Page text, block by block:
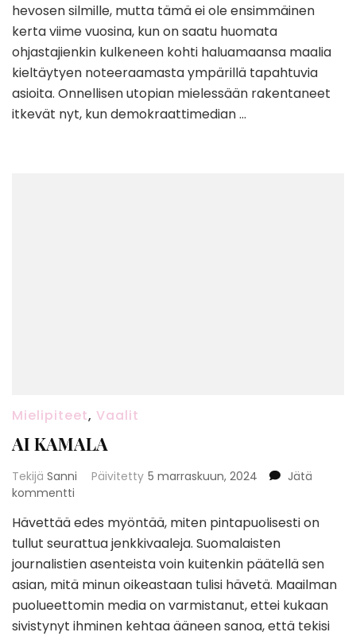
hevosen silmille, mutta tämä ei ole ensimmäinen
kerta viime vuosina, kun on saatu huomata
ohjastajienkin kulkeneen kohti haluamaansa maalia
kieltäytyen noteeraamasta ympärillä tapahtuvia
asioita. Onnellisen utopian mielessään rakentaneet
itkevät nyt, kun demokraattimedian …
Mielipiteet, Vaalit
AI KAMALA
Tekijä Sanni Päivitetty 5 marraskuun, 2024
Jätä
kommentti
KAMALA
Hävettää edes myöntää, miten pintapuolisesti on
tullut seurattua jenkkivaaleja. Suomalaisten
journalistien asenteista voin kuitenkin päätellä sen
asian, mitä minun oikeastaan tulisi hävetä. Maailman
puolueettomin media on varmistanut, ettei kukaan
sivistynyt ihminen kehtaa ääneen sanoa, että tekisi